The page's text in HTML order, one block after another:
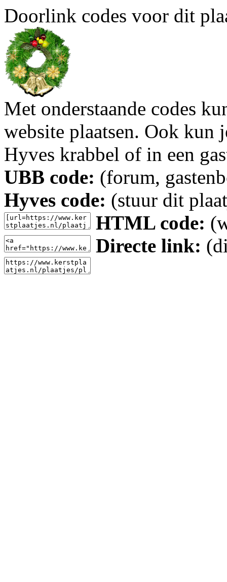
Doorlink codes voor dit
Met onderstaande codes
website plaatsen. Ook kun
Hyves krabbel of in een
UBB code: (forum,
Hyves code: (stuur dit
HTML code:
Directe link: